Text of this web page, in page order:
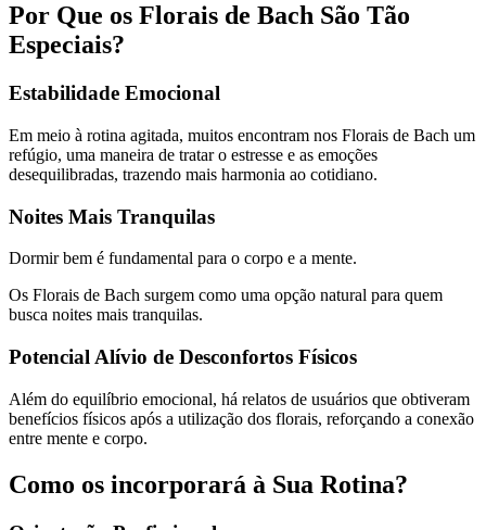
Por Que os Florais de Bach São Tão
Especiais?
Estabilidade Emocional
Em meio à rotina agitada, muitos encontram nos Florais de Bach um
refúgio, uma maneira de tratar o estresse e as emoções
desequilibradas, trazendo mais harmonia ao cotidiano.
Noites Mais Tranquilas
Dormir bem é fundamental para o corpo e a mente.
Os Florais de Bach surgem como uma opção natural para quem
busca noites mais tranquilas.
Potencial Alívio de Desconfortos Físicos
Além do equilíbrio emocional, há relatos de usuários que obtiveram
benefícios físicos após a utilização dos florais, reforçando a conexão
entre mente e corpo.
Como os incorporará à Sua Rotina?